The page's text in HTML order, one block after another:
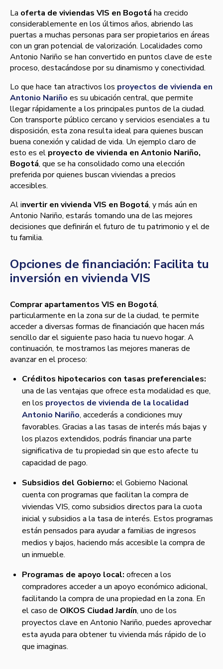
La oferta de viviendas VIS en Bogotá ha crecido
considerablemente en los últimos años, abriendo las
puertas a muchas personas para ser propietarios en áreas
con un gran potencial de valorización. Localidades como
Antonio Nariño se han convertido en puntos clave de este
proceso, destacándose por su dinamismo y conectividad.
Lo que hace tan atractivos los proyectos de vivienda en
Antonio Nariño es su ubicación central, que permite
llegar rápidamente a los principales puntos de la ciudad.
Con transporte público cercano y servicios esenciales a tu
disposición, esta zona resulta ideal para quienes buscan
buena conexión y calidad de vida. Un ejemplo claro de
esto es el proyecto de vivienda en Antonio Nariño,
Bogotá, que se ha consolidado como una elección
preferida por quienes buscan viviendas a precios
accesibles.
Al invertir en vivienda VIS en Bogotá, y más aún en
Antonio Nariño, estarás tomando una de las mejores
decisiones que definirán el futuro de tu patrimonio y el de
tu familia.
Opciones de financiación: Facilita tu
inversión en vivienda VIS
Comprar apartamentos VIS en Bogotá,
particularmente en la zona sur de la ciudad, te permite
acceder a diversas formas de financiación que hacen más
sencillo dar el siguiente paso hacia tu nuevo hogar. A
continuación, te mostramos las mejores maneras de
avanzar en el proceso:
Créditos hipotecarios con tasas preferenciales:
una de las ventajas que ofrece esta modalidad es que,
en los proyectos de vivienda de la localidad
Antonio Nariño, accederás a condiciones muy
favorables. Gracias a las tasas de interés más bajas y
los plazos extendidos, podrás financiar una parte
significativa de tu propiedad sin que esto afecte tu
capacidad de pago.
Subsidios del Gobierno: el Gobierno Nacional
cuenta con programas que facilitan la compra de
viviendas VIS, como subsidios directos para la cuota
inicial y subsidios a la tasa de interés. Estos programas
están pensados para ayudar a familias de ingresos
medios y bajos, haciendo más accesible la compra de
un inmueble.
Programas de apoyo local: ofrecen a los
compradores acceder a un apoyo económico adicional,
facilitando la compra de una propiedad en la zona. En
el caso de OIKOS Ciudad Jardín, uno de los
proyectos clave en Antonio Nariño, puedes aprovechar
esta ayuda para obtener tu vivienda más rápido de lo
que imaginas.